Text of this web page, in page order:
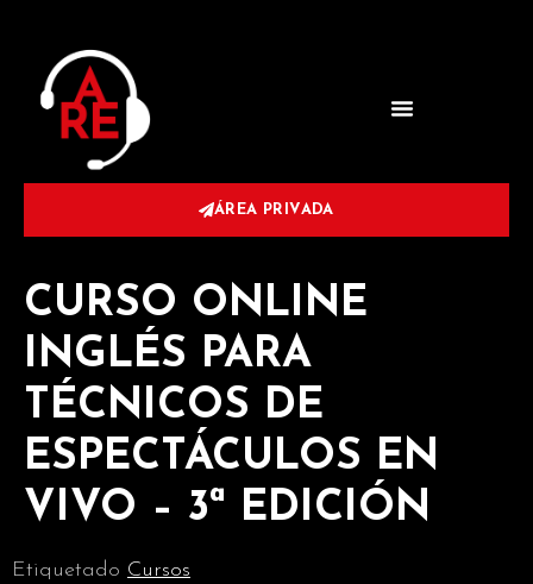
ÁREA PRIVADA
CURSO ONLINE
INGLÉS PARA
TÉCNICOS DE
ESPECTÁCULOS EN
VIVO – 3ª EDICIÓN
Etiquetado Cursos